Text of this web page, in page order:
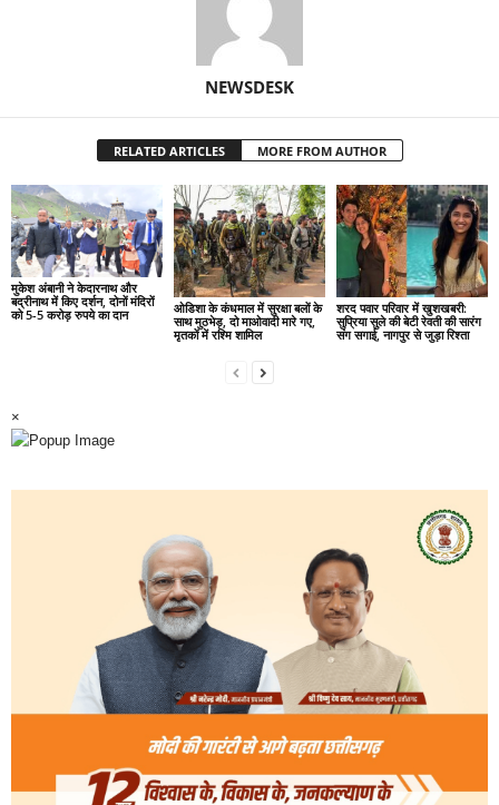
NEWSDESK
RELATED ARTICLES MORE FROM AUTHOR
मुकेश अंबानी ने केदारनाथ और
बद्रीनाथ में किए दर्शन, दोनों मंदिरों
को 5-5 करोड़ रुपये का दान
ओडिशा के कंधमाल में सुरक्षा बलों के
साथ मुठभेड़, दो माओवादी मारे गए,
मृतकों में रश्मि शामिल
शरद पवार परिवार में खुशखबरी:
सुप्रिया सुले की बेटी रेवती की सारंग
संग सगाई, नागपुर से जुड़ा रिश्ता
×